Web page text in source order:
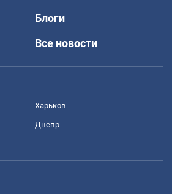
Блоги
Все новости
Харьков
Днепр